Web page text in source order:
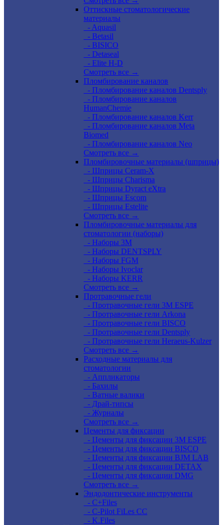
Оттискные стоматологические
материалы
- Aquasil
- Betasil
- BISICO
- Detaseal
- Elite H-D
Смотреть все →
Пломбирование каналов
- Пломбирование каналов Dentsply
- Пломбирование каналов
HumanChemie
- Пломбирование каналов Kerr
- Пломбирование каналов Meta
Biomed
- Пломбирование каналов Neo
Смотреть все →
Пломбировочные материалы (шприцы)
- Шприцы Ceram-X
- Шприцы Charisma
- Шприцы Dyract eXtra
- Шприцы Escom
- Шприцы Estelite
Смотреть все →
Пломбировочные материалы для
стоматологии (наборы)
- Наборы 3М
- Наборы DENTSPLY
- Наборы FGM
- Наборы Ivoclar
- Наборы KERR
Смотреть все →
Протравочные гели
- Протравочные гели 3М ESPE
- Протравочные гели Arkona
- Протравочные гели BISCO
- Протравочные гели Dentsply
- Протравочные гели Heraeus-Kulzer
Смотреть все →
Расходные материалы для
стоматологии
- Аппликаторы
- Бахилы
- Ватные валики
- Драй-типсы
- Журналы
Смотреть все →
Цементы для фиксации
- Цементы для фиксации 3M ESPE
- Цементы для фиксации BISCO
- Цементы для фиксации BJM LAB
- Цементы для фиксации DETAX
- Цементы для фиксации DMG
Смотреть все →
Эндодонтические инструменты
- C+Files
- C-Pilot FiLes CC
- K.Files